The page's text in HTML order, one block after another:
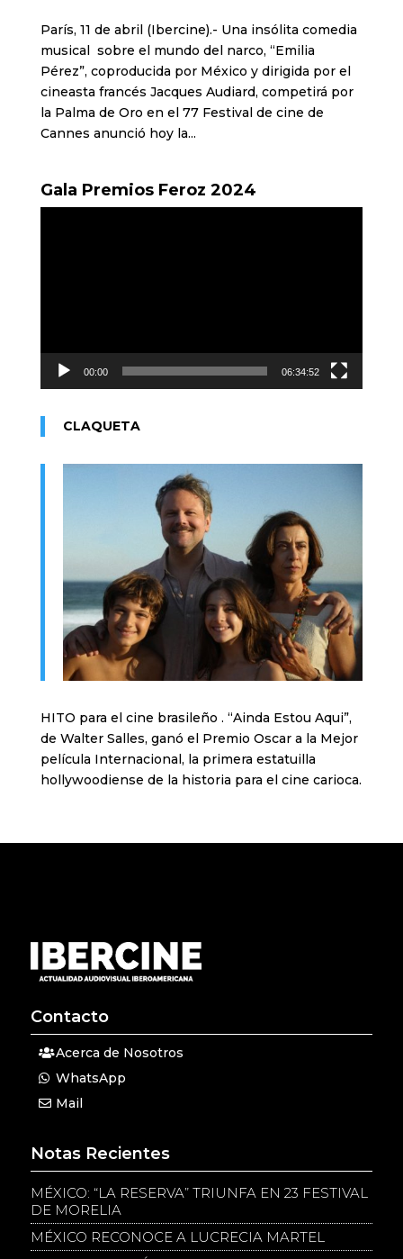
París, 11 de abril (Ibercine).- Una insólita comedia
musical sobre el mundo del narco, “Emilia
Pérez”, coproducida por México y dirigida por el
cineasta francés Jacques Audiard, competirá por
la Palma de Oro en el 77 Festival de cine de
Cannes anunció hoy la...
Gala Premios Feroz 2024
00:00 06:34:52
CLAQUETA
HITO para el cine brasileño . “Ainda Estou Aqui”,
de Walter Salles, ganó el Premio Oscar a la Mejor
película Internacional, la primera estatuilla
hollywoodiense de la historia para el cine carioca.
Contacto
Acerca de Nosotros
WhatsApp
Mail
Notas Recientes
MÉXICO: “LA RESERVA” TRIUNFA EN 23 FESTIVAL
DE MORELIA
MÉXICO RECONOCE A LUCRECIA MARTEL